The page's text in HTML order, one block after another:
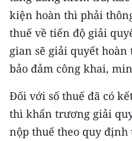
Media Y tế
Media Khoa học - Công
Media Môi trường
Ảnh
Infographic
kiện hoàn thì phải
thuế về tiến độ giải
gian sẽ giải quyết
bảo đảm công khai,
Đối với số thuế đã có
thì khẩn trương giải
nộp thuế theo quy